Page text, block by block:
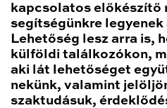
kapcsolatos előkészítő
segítségünkre
Lehetőség lesz arra is,
külföldi találkozókon,
aki lát lehetőséget
nekünk, valamint
szaktudásuk,